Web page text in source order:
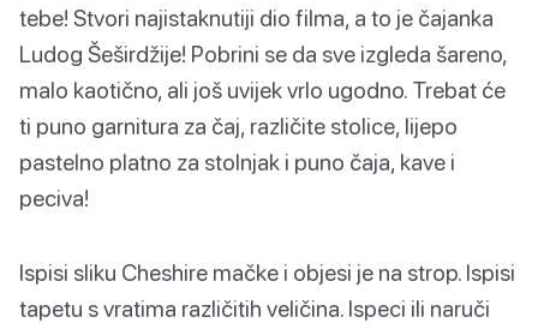
tebe! Stvori najistaknutiji dio filma, a to je čajanka
Ludog Šeširdžije! Pobrini se da sve izgleda šareno,
malo kaotično, ali još uvijek vrlo ugodno. Trebat će
ti puno garnitura za čaj, različite stolice, lijepo
pastelno platno za stolnjak i puno čaja, kave i
peciva!
Ispisi sliku Cheshire mačke i objesi je na strop. Ispisi
tapetu s vratima različitih veličina. Ispeci ili naruči